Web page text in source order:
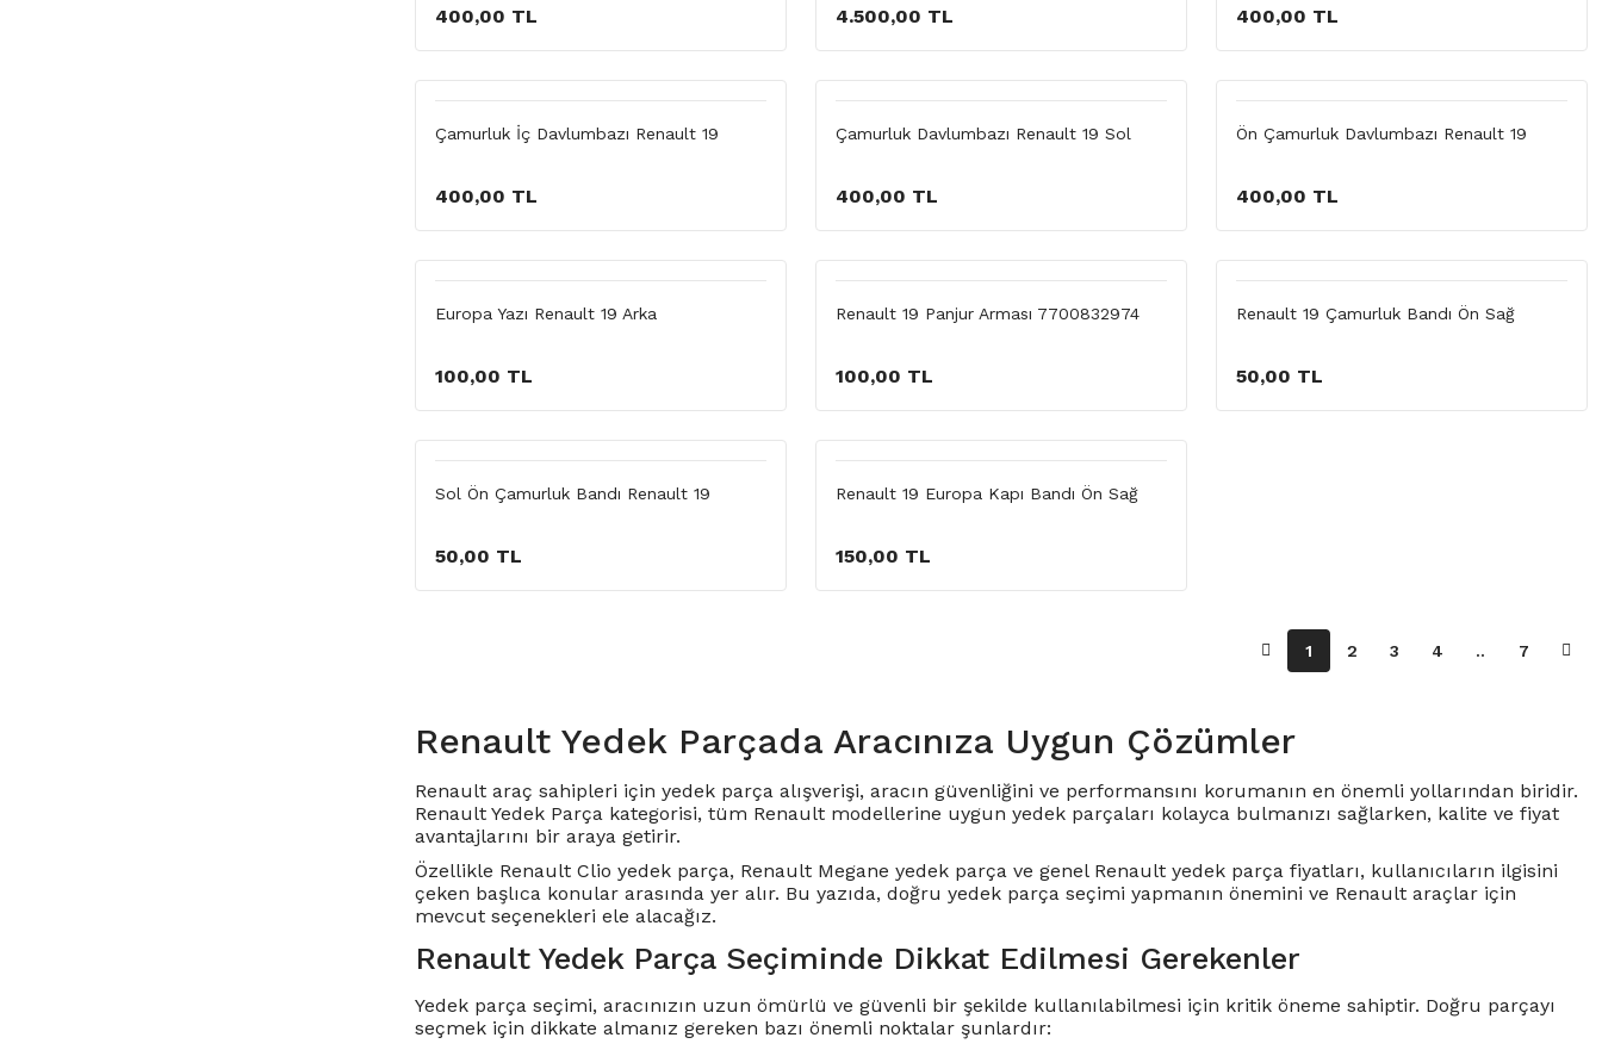
400,00 TL 4.500,00 TL 400,00 TL
Çamurluk İç Davlumbazı Renault 19
400,00 TL
Çamurluk Davlumbazı Renault 19 Sol
400,00 TL
Ön Çamurluk Davlumbazı Renault 19
400,00 TL
Europa Yazı Renault 19 Arka
100,00 TL
Renault 19 Panjur Arması 7700832974
100,00 TL
Renault 19 Çamurluk Bandı Ön Sağ
50,00 TL
Sol Ön Çamurluk Bandı Renault 19
50,00 TL
Renault 19 Europa Kapı Bandı Ön Sağ
150,00 TL
1 2 3 4 .. 7
Renault Yedek Parçada Aracınıza Uygun Çözümler
Renault araç sahipleri için yedek parça alışverişi, aracın güvenliğini ve performansını korumanın en önemli yollarından biridir.
Renault Yedek Parça kategorisi, tüm Renault modellerine uygun yedek parçaları kolayca bulmanızı sağlarken, kalite ve fiyat
avantajlarını bir araya getirir.
Özellikle Renault Clio yedek parça, Renault Megane yedek parça ve genel Renault yedek parça fiyatları, kullanıcıların ilgisini
çeken başlıca konular arasında yer alır. Bu yazıda, doğru yedek parça seçimi yapmanın önemini ve Renault araçlar için
mevcut seçenekleri ele alacağız.
Renault Yedek Parça Seçiminde Dikkat Edilmesi Gerekenler
Yedek parça seçimi, aracınızın uzun ömürlü ve güvenli bir şekilde kullanılabilmesi için kritik öneme sahiptir. Doğru parçayı
seçmek için dikkate almanız gereken bazı önemli noktalar şunlardır: